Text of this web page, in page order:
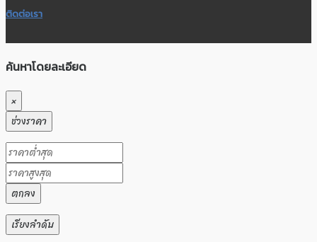
ติดต่อเรา
ค้นหาโดยละเอียด
×
ช่วงราคา
ตกลง
เรียงลำดับ